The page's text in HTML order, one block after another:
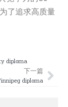
了追求高质量
diploma
下一篇
diploma